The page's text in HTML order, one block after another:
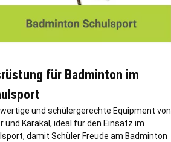
für Badminton im
und schülergerechte Equipment von
und Karakal, ideal für den Einsatz im
damit Schüler Freude am Badminton